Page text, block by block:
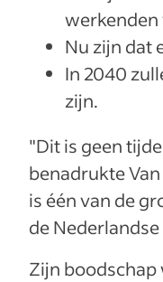
werkenden
Nu zijn dat
In 2040
zijn.
"Dit is geen
benadrukte
is één van de
de
Zijn boodschap